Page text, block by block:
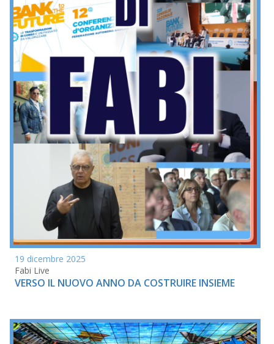
19 dicembre 2025
Fabi Live
VERSO IL NUOVO ANNO DA COSTRUIRE INSIEME